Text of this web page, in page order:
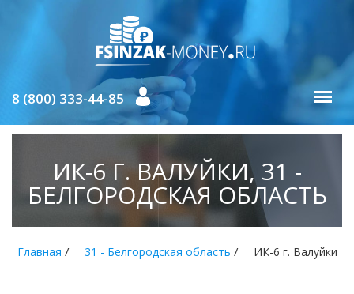
8 (800) 333-44-85
ИК-6 Г. ВАЛУЙКИ, 31 -
БЕЛГОРОДСКАЯ ОБЛАСТЬ
Главная / 31 - Белгородская область / ИК-6 г. Валуйки